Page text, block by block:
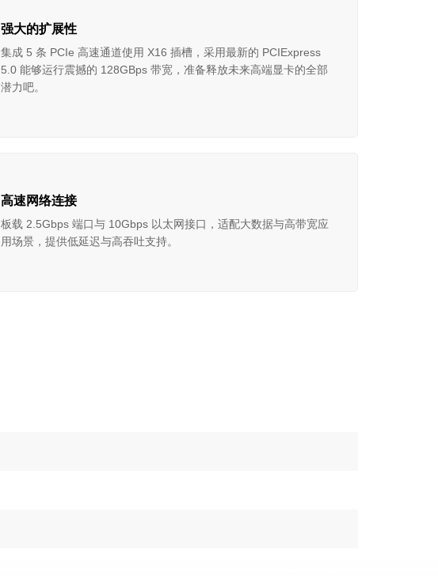
强大的扩展性
集成 5 条 PCIe 高速通道使用 X16 插槽，采用最新的 PCIExpress
5.0 能够运行震撼的 128GBps 带宽，准备释放未来高端显卡的全部
潜力吧。
高速网络连接
板载 2.5Gbps 端口与 10Gbps 以太网接口，适配大数据与高带宽应
用场景，提供低延迟与高吞吐支持。